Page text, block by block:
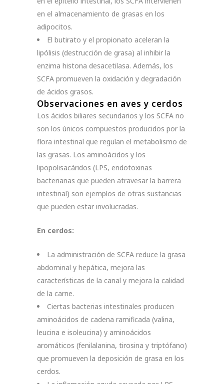
en el almacenamiento de grasas en los
adipocitos.
El butirato y el propionato aceleran la
lipólisis (destrucción de grasa) al inhibir la
enzima histona desacetilasa. Además, los
SCFA promueven la oxidación y degradación
de ácidos grasos.
Observaciones en aves y cerdos
Los ácidos biliares secundarios y los SCFA no
son los únicos compuestos producidos por la
flora intestinal que regulan el metabolismo de
las grasas. Los aminoácidos y los
lipopolisacáridos (LPS, endotoxinas
bacterianas que pueden atravesar la barrera
intestinal) son ejemplos de otras sustancias
que pueden estar involucradas.
En cerdos:
La administración de SCFA reduce la grasa
abdominal y hepática, mejora las
características de la canal y mejora la calidad
de la carne.
Ciertas bacterias intestinales producen
aminoácidos de cadena ramificada (valina,
leucina e isoleucina) y aminoácidos
aromáticos (fenilalanina, tirosina y triptófano)
que promueven la deposición de grasa en los
cerdos.